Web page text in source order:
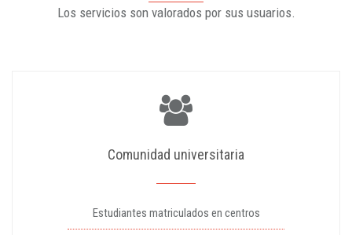
Los servicios son valorados por sus usuarios.
Comunidad universitaria
Estudiantes matriculados en centros